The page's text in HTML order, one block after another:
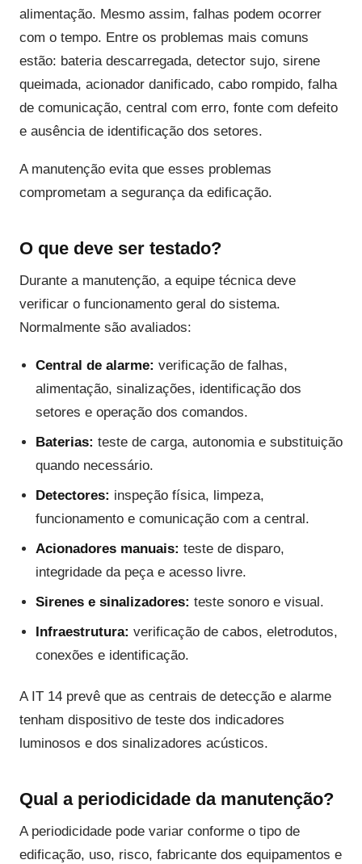
alimentação. Mesmo assim, falhas podem ocorrer
com o tempo. Entre os problemas mais comuns
estão: bateria descarregada, detector sujo, sirene
queimada, acionador danificado, cabo rompido, falha
de comunicação, central com erro, fonte com defeito
e ausência de identificação dos setores.
A manutenção evita que esses problemas
comprometam a segurança da edificação.
O que deve ser testado?
Durante a manutenção, a equipe técnica deve
verificar o funcionamento geral do sistema.
Normalmente são avaliados:
Central de alarme: verificação de falhas,
alimentação, sinalizações, identificação dos
setores e operação dos comandos.
Baterias: teste de carga, autonomia e substituição
quando necessário.
Detectores: inspeção física, limpeza,
funcionamento e comunicação com a central.
Acionadores manuais: teste de disparo,
integridade da peça e acesso livre.
Sirenes e sinalizadores: teste sonoro e visual.
Infraestrutura: verificação de cabos, eletrodutos,
conexões e identificação.
A IT 14 prevê que as centrais de detecção e alarme
tenham dispositivo de teste dos indicadores
luminosos e dos sinalizadores acústicos.
Qual a periodicidade da manutenção?
A periodicidade pode variar conforme o tipo de
edificação, uso, risco, fabricante dos equipamentos e